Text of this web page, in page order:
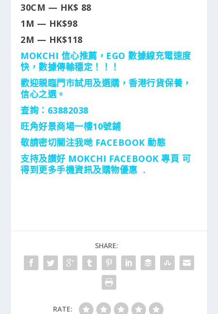
30CM — HK$ 88
1M — HK$98
2M — HK$118
MOKCHI 信心推薦，EGO 數據線充電速度
快，數據傳輸穩定！！！
歡迎親臨門市試用及選購，香港行貨保養，
信心之選。
查詢：63882038
旺角好景商場一樓10號鋪
敬請密切關注我哋 FACEBOOK 動態
支持及讃好 MOKCHI FACEBOOK 專頁 可
得到更多手機資訊及購物優惠 .
SHARE:
RATE: